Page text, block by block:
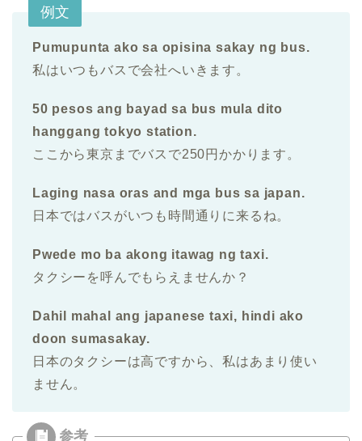
例文
Pumupunta ako sa opisina sakay ng bus.
私はいつもバスで会社へいきます。
50 pesos ang bayad sa bus mula dito
hanggang tokyo station.
ここから東京までバスで250円かかります。
Laging nasa oras and mga bus sa japan.
日本ではバスがいつも時間通りに来るね。
Pwede mo ba akong itawag ng taxi.
タクシーを呼んでもらえませんか？
Dahil mahal ang japanese taxi, hindi ako
doon sumasakay.
日本のタクシーは高ですから、私はあまり使い
ません。